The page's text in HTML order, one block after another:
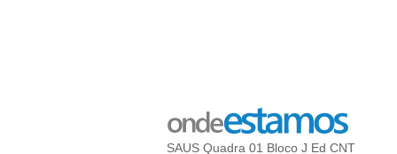
SAUS Quadra 01 Bloco J Ed CNT